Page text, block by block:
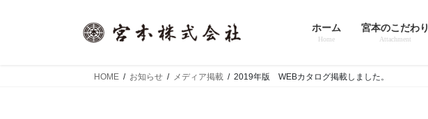
ホーム
Home
宮本のこだわり
Attachment
HOME お知らせ メディア掲載 2019年版 WEBカタログ掲載しました。